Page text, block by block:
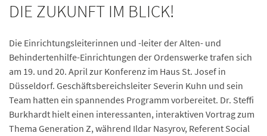
DIE ZUKUNFT IM BLICK!
Die Einrichtungsleiterinnen und -leiter der Alten- und
Behindertenhilfe-Einrichtungen der Ordenswerke trafen sich
am 19. und 20. April zur Konferenz im Haus St. Josef in
Düsseldorf. Geschäftsbereichsleiter Severin Kuhn und sein
Team hatten ein spannendes Programm vorbereitet. Dr. Steffi
Burkhardt hielt einen interessanten, interaktiven Vortrag zum
Thema Generation Z, während Ildar Nasyrov, Referent Social